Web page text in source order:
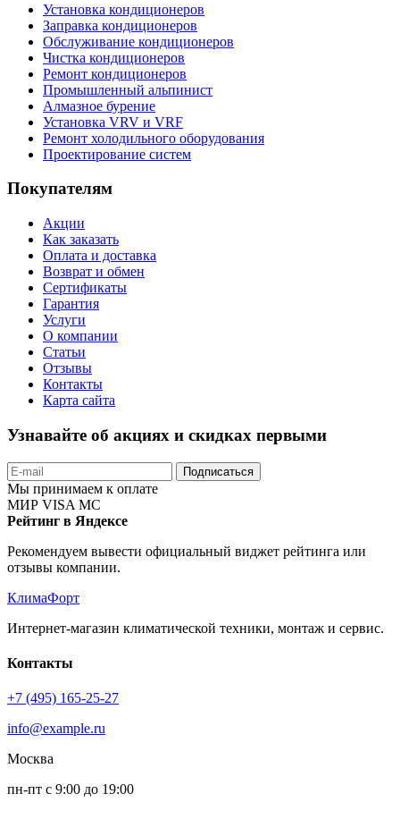
Установка кондиционеров
Заправка кондиционеров
Обслуживание кондиционеров
Чистка кондиционеров
Ремонт кондиционеров
Промышленный альпинист
Алмазное бурение
Установка VRV и VRF
Ремонт холодильного оборудования
Проектирование систем
Покупателям
Акции
Как заказать
Оплата и доставка
Возврат и обмен
Сертификаты
Гарантия
Услуги
О компании
Статьи
Отзывы
Контакты
Карта сайта
Узнавайте об акциях и скидках первыми
Подписаться
Мы принимаем к оплате
МИР VISA MC
Рейтинг в Яндексе
Рекомендуем вывести официальный виджет рейтинга или
отзывы компании.
КлимаФорт
Интернет-магазин климатической техники, монтаж и сервис.
Контакты
+7 (495) 165-25-27
info@example.ru
Москва
пн-пт с 9:00 до 19:00